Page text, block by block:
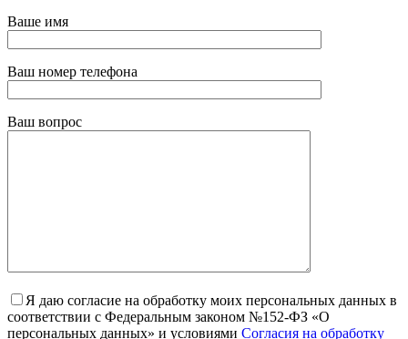
Ваше имя
Ваш номер телефона
Ваш вопрос
Я даю согласие на обработку моих персональных данных в
соответствии с Федеральным законом №152-ФЗ «О
персональных данных» и условиями Согласия на обработку